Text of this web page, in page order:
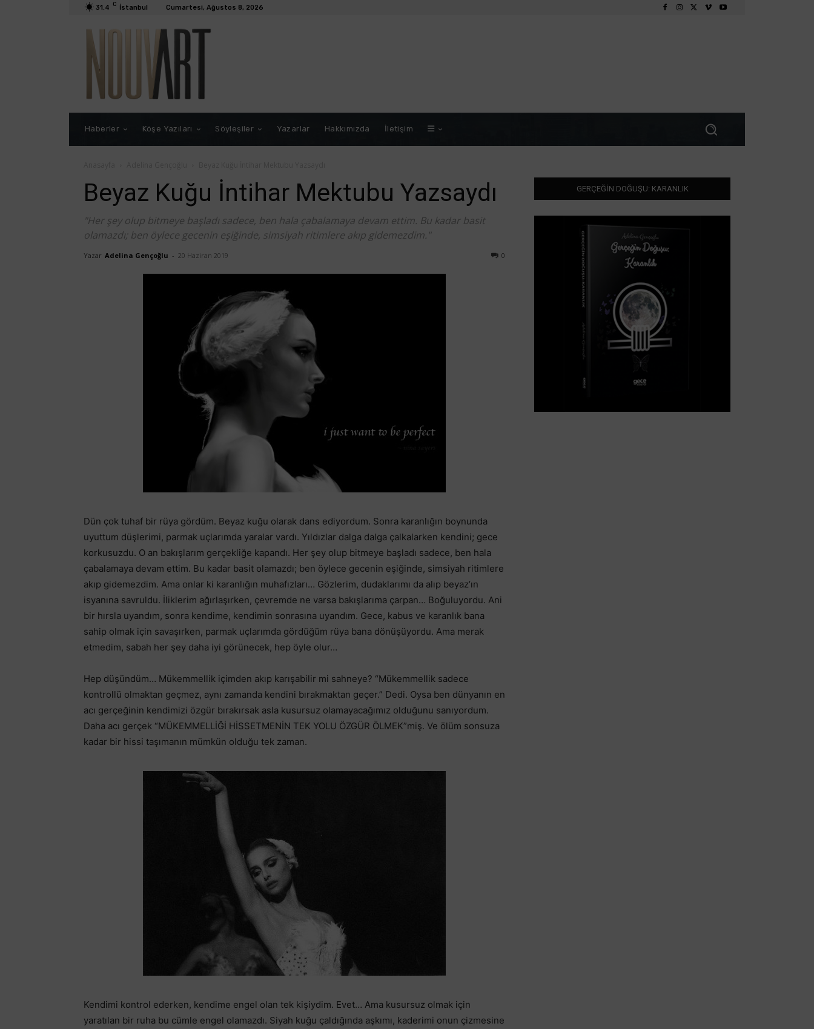
31.4 C İstanbul Cumartesi, Ağustos 8, 2026
Haberler Köşe Yazıları Söyleşiler Yazarlar Hakkımızda İletişim
Beyaz Kuğu İntihar Mektubu Yazsaydı
"Her şey olup bitmeye başladı sadece, ben hala çabalamaya devam ettim. Bu kadar basit
olamazdı; ben öylece gecenin eşiğinde, simsiyah ritimlere akıp gidemezdim."
Yazar Adelina Gençoğlu - 20 Haziran 2019 0
Dün çok tuhaf bir rüya gördüm. Beyaz kuğu olarak dans ediyordum. Sonra karanlığın boynunda
uyuttum düşlerimi, parmak uçlarımda yaralar vardı. Yıldızlar dalga dalga çalkalarken kendini; gece
korkusuzdu. O an bakışlarım gerçekliğe kapandı. Her şey olup bitmeye başladı sadece, ben hala
çabalamaya devam ettim. Bu kadar basit olamazdı; ben öylece gecenin eşiğinde, simsiyah ritimlere
akıp gidemezdim. Ama onlar ki karanlığın muhafızları… Gözlerim, dudaklarımı da alıp beyaz’ın
isyanına savruldu. İliklerim ağırlaşırken, çevremde ne varsa bakışlarıma çarpan… Boğuluyordu. Ani
bir hırsla uyandım, sonra kendime, kendimin sonrasına uyandım. Gece, kabus ve karanlık bana
sahip olmak için savaşırken, parmak uçlarımda gördüğüm rüya bana dönüşüyordu. Ama merak
etmedim, sabah her şey daha iyi görünecek, hep öyle olur…
Hep düşündüm… Mükemmellik içimden akıp karışabilir mi sahneye? “Mükemmellik sadece
kontrollü olmaktan geçmez, aynı zamanda kendini bırakmaktan geçer.” Dedi. Oysa ben dünyanın en
acı gerçeğinin kendimizi özgür bırakırsak asla kusursuz olamayacağımız olduğunu sanıyordum.
Daha acı gerçek “MÜKEMMELLİĞİ HİSSETMENİN TEK YOLU ÖZGÜR ÖLMEK”miş. Ve ölüm sonsuza
kadar bir hissi taşımanın mümkün olduğu tek zaman.
Kendimi kontrol ederken, kendime engel olan tek kişiydim. Evet… Ama kusursuz olmak için
yaratılan bir ruha bu cümle engel olamazdı. Siyah kuğu çaldığında aşkımı, kaderimi onun çizmesine
GERÇEĞİN DOĞUŞU: KARANLIK